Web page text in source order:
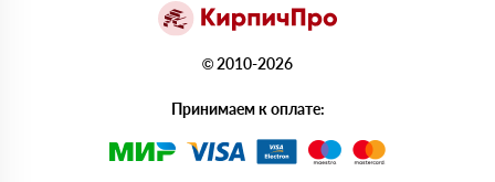
© 2010-2026
Принимаем к оплате: